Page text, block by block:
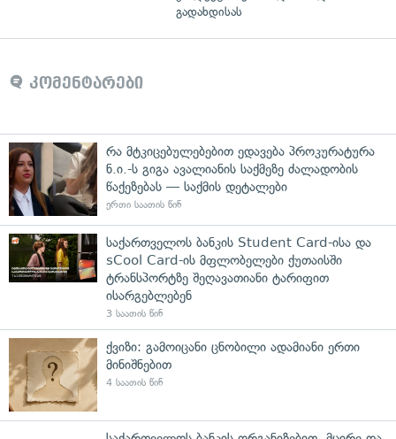
გადახდისას
კომენტარები
რა მტკიცებულებებით ედავება პროკურატურა
ნ.ი.-ს გიგა ავალიანის საქმეზე ძალადობის
წაქეზებას — საქმის დეტალები
ერთი საათის წინ
საქართველოს ბანკის Student Card-ისა და
sCool Card-ის მფლობელები ქუთაისში
ტრანსპორტზე შეღავათიანი ტარიფით
ისარგებლებენ
3 საათის წინ
ქვიზი: გამოიცანი ცნობილი ადამიანი ერთი
მინიშნებით
4 საათის წინ